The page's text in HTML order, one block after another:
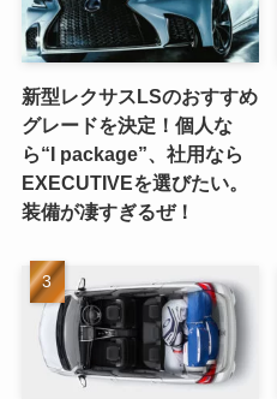
新型レクサスLSのおすすめ
グレードを決定！個人な
ら“I package”、社用なら
EXECUTIVEを選びたい。
装備が凄すぎるぜ！